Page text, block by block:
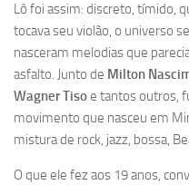
Lô foi assim: discreto, tímido,
tocava seu violão, o universo
nasceram melodias que
asfalto. Junto de Milton
Wagner Tisoe tantos outros,
movimento que nasceu em
mistura de rock, jazz, bossa,
O que ele fez aos 19 anos,